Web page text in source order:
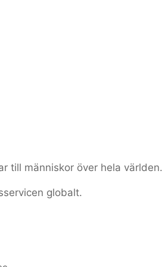
till människor över hela världen.
globalt.